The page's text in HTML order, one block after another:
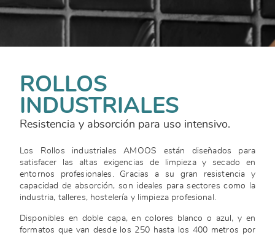
ROLLOS
INDUSTRIALES
Resistencia y absorción para uso intensivo.
Los Rollos industriales AMOOS están diseñados para
satisfacer las altas exigencias de limpieza y secado en
entornos profesionales. Gracias a su gran resistencia y
capacidad de absorción, son ideales para sectores como la
industria, talleres, hostelería y limpieza profesional.
Disponibles en doble capa, en colores blanco o azul, y en
formatos que van desde los 250 hasta los 400 metros por